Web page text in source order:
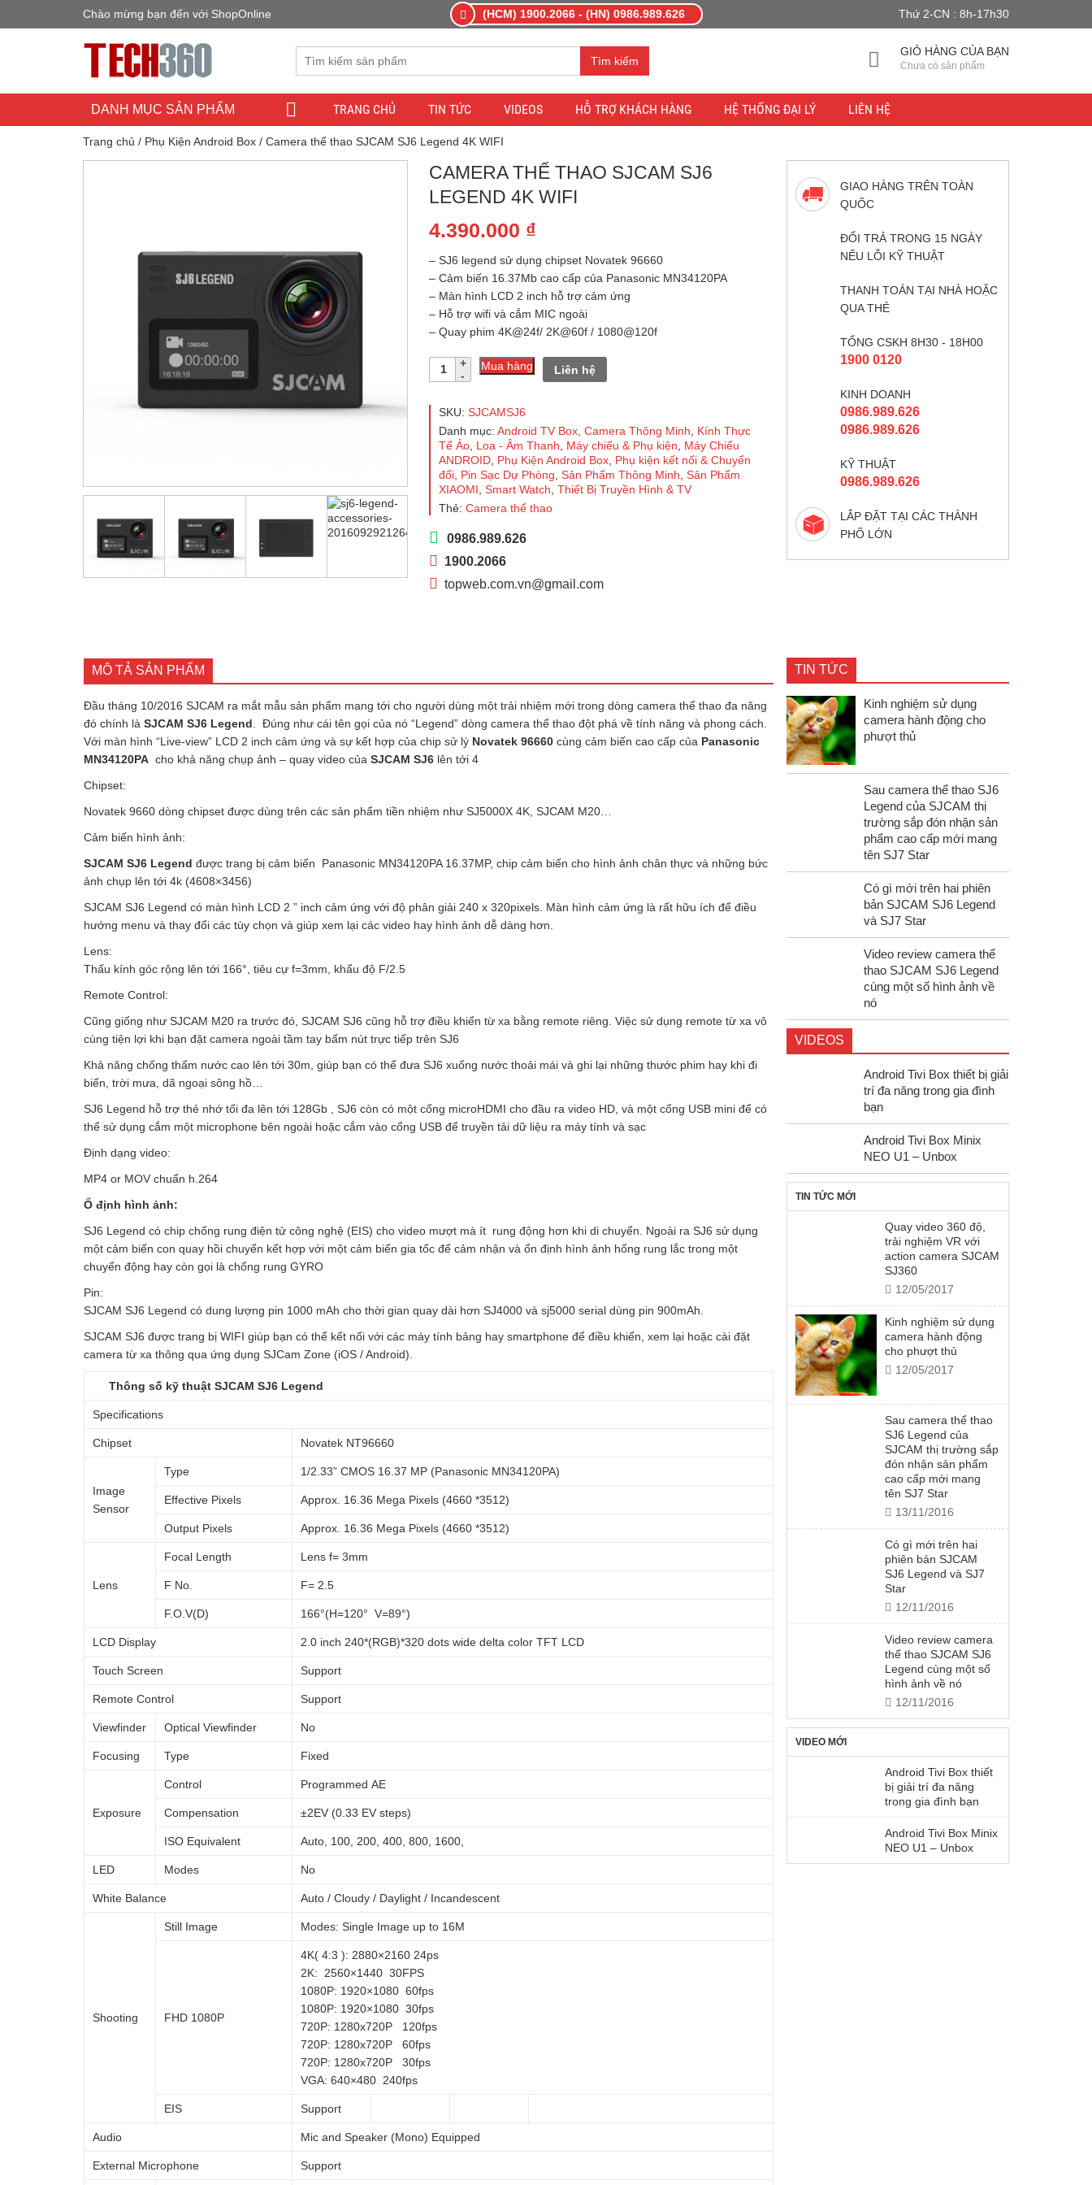
Chào mừng bạn đến với ShopOnline (HCM) 1900.2066 - (HN) 0986.989.626 Thứ 2-CN : 8h-17h30
Tìm kiếm
GIỎ HÀNG CỦA BẠN
Chưa có sản phẩm
DANH MỤC SẢN PHẨM TRANG CHỦ TIN TỨC VIDEOS HỖ TRỢ KHÁCH HÀNG HỆ THỐNG ĐẠI LÝ LIÊN HỆ
Trang chủ / Phụ Kiện Android Box / Camera thể thao SJCAM SJ6 Legend 4K WIFI
CAMERA THỂ THAO SJCAM SJ6
LEGEND 4K WIFI
4.390.000 ₫
– SJ6 legend sử dụng chipset Novatek 96660
– Cảm biến 16.37Mb cao cấp của Panasonic MN34120PA
– Màn hình LCD 2 inch hỗ trợ cảm ứng
– Hỗ trợ wifi và cắm MIC ngoài
– Quay phim 4K@24f/ 2K@60f / 1080@120f
Camera
SJCAM
Legend
4K
WIFI
số
lượng
Mua hàng Liên hệ
SKU: SJCAMSJ6
Danh mục: Android TV Box, Camera Thông Minh, Kính Thực
Tế Ảo, Loa - Âm Thanh, Máy chiếu & Phụ kiện, Máy Chiếu
ANDROID, Phụ Kiện Android Box, Phụ kiện kết nối & Chuyển
đổi, Pin Sạc Dự Phòng, Sản Phẩm Thông Minh, Sản Phẩm
XIAOMI, Smart Watch, Thiết Bị Truyền Hình & TV
Thẻ: Camera thể thao
0986.989.626
1900.2066
topweb.com.vn@gmail.com
GIAO HÀNG TRÊN TOÀN
QUỐC
ĐỔI TRẢ TRONG 15 NGÀY
NẾU LỖI KỸ THUẬT
THANH TOÁN TẠI NHÀ HOẶC
QUA THẺ
TỔNG CSKH 8H30 - 18H00
1900 0120
KINH DOANH
0986.989.626
0986.989.626
KỸ THUẬT
0986.989.626
LẮP ĐẶT TẠI CÁC THÀNH
PHỐ LỚN
MÔ TẢ SẢN PHẨM
Đầu tháng 10/2016 SJCAM ra mắt mẫu sản phẩm mang tới cho người dùng một trải nhiệm mới trong dòng camera thể thao đa năng
đó chính là SJCAM SJ6 Legend. Đúng như cái tên gọi của nó “Legend” dòng camera thể thao đột phá về tính năng và phong cách.
Với màn hình “Live-view” LCD 2 inch cảm ứng và sự kết hợp của chip sử lý Novatek 96660 cùng cảm biến cao cấp của Panasonic
MN34120PA cho khả năng chụp ảnh – quay video của SJCAM SJ6 lên tới 4
Chipset:
Novatek 9660 dòng chipset được dùng trên các sản phẩm tiền nhiệm như SJ5000X 4K, SJCAM M20…
Cảm biến hình ảnh:
SJCAM SJ6 Legend được trang bị cảm biến Panasonic MN34120PA 16.37MP, chip cảm biến cho hình ảnh chân thực và những bức
ảnh chụp lên tới 4k (4608×3456)
SJCAM SJ6 Legend có màn hình LCD 2 ” inch cảm ứng với độ phân giải 240 x 320pixels. Màn hình cảm ứng là rất hữu ích để điều
hướng menu và thay đổi các tùy chọn và giúp xem lại các video hay hình ảnh dễ dàng hơn.
Lens:
Thấu kính góc rộng lên tới 166°, tiêu cự f=3mm, khẩu độ F/2.5
Remote Control:
Cũng giống như SJCAM M20 ra trước đó, SJCAM SJ6 cũng hỗ trợ điều khiển từ xa bằng remote riêng. Việc sử dụng remote từ xa vô
cùng tiện lợi khi bạn đặt camera ngoài tầm tay bấm nút trực tiếp trên SJ6
Khả năng chống thấm nước cao lên tới 30m, giúp bạn có thể đưa SJ6 xuống nước thoải mái và ghi lại những thước phim hay khi đi
biển, trời mưa, dã ngoại sông hồ…
SJ6 Legend hỗ trợ thẻ nhớ tối đa lên tới 128Gb , SJ6 còn có một cổng microHDMI cho đầu ra video HD, và một cổng USB mini để có
thể sử dụng cắm một microphone bên ngoài hoặc cắm vào cổng USB để truyền tải dữ liệu ra máy tính và sạc
Định dạng video:
MP4 or MOV chuẩn h.264
Ổ định hình ảnh:
SJ6 Legend có chip chống rung điện tử công nghệ (EIS) cho video mượt mà ít rung động hơn khi di chuyển. Ngoài ra SJ6 sử dụng
một cảm biến con quay hồi chuyển kết hợp với một cảm biến gia tốc để cảm nhận và ổn định hình ảnh hống rung lắc trong một
chuyển động hay còn gọi là chống rung GYRO
Pin:
SJCAM SJ6 Legend có dung lượng pin 1000 mAh cho thời gian quay dài hơn SJ4000 và sj5000 serial dùng pin 900mAh.
SJCAM SJ6 được trang bị WIFI giúp bạn có thể kết nối với các máy tính bảng hay smartphone để điều khiển, xem lại hoặc cài đặt
camera từ xa thông qua ứng dụng SJCam Zone (iOS / Android).
Thông số kỹ thuật SJCAM SJ6 Legend
Specifications
Chipset Novatek NT96660
Image
Sensor
Type 1/2.33” CMOS 16.37 MP (Panasonic MN34120PA)
Effective Pixels Approx. 16.36 Mega Pixels (4660 *3512)
Output Pixels Approx. 16.36 Mega Pixels (4660 *3512)
Lens
Focal Length Lens f= 3mm
F No. F= 2.5
F.O.V(D) 166°(H=120° V=89°)
LCD Display 2.0 inch 240*(RGB)*320 dots wide delta color TFT LCD
Touch Screen Support
Remote Control Support
Viewfinder Optical Viewfinder No
Focusing Type Fixed
Exposure
Control Programmed AE
Compensation ±2EV (0.33 EV steps)
ISO Equivalent Auto, 100, 200, 400, 800, 1600,
LED Modes No
White Balance Auto / Cloudy / Daylight / Incandescent
Shooting
Still Image Modes: Single Image up to 16M
FHD 1080P
4K( 4:3 ): 2880×2160 24ps
2K: 2560×1440 30FPS
1080P: 1920×1080 60fps
1080P: 1920×1080 30fps
720P: 1280x720P 120fps
720P: 1280x720P 60fps
720P: 1280x720P 30fps
VGA: 640×480 240fps
EIS Support
Audio Mic and Speaker (Mono) Equipped
External Microphone Support
TIN TỨC
Kinh nghiệm sử dụng
camera hành động cho
phượt thủ
Sau camera thể thao SJ6
Legend của SJCAM thị
trường sắp đón nhận sản
phẩm cao cấp mới mang
tên SJ7 Star
Có gì mới trên hai phiên
bản SJCAM SJ6 Legend
và SJ7 Star
Video review camera thể
thao SJCAM SJ6 Legend
cùng một số hình ảnh về
nó
VIDEOS
Android Tivi Box thiết bị giải
trí đa năng trong gia đình
bạn
Android Tivi Box Minix
NEO U1 – Unbox
TIN TỨC MỚI
Quay video 360 độ,
trải nghiệm VR với
action camera SJCAM
SJ360
12/05/2017
Kinh nghiệm sử dụng
camera hành động
cho phượt thủ
12/05/2017
Sau camera thể thao
SJ6 Legend của
SJCAM thị trường sắp
đón nhận sản phẩm
cao cấp mới mang
tên SJ7 Star
13/11/2016
Có gì mới trên hai
phiên bản SJCAM
SJ6 Legend và SJ7
Star
12/11/2016
Video review camera
thể thao SJCAM SJ6
Legend cùng một số
hình ảnh về nó
12/11/2016
VIDEO MỚI
Android Tivi Box thiết
bị giải trí đa năng
trong gia đình bạn
Android Tivi Box Minix
NEO U1 – Unbox